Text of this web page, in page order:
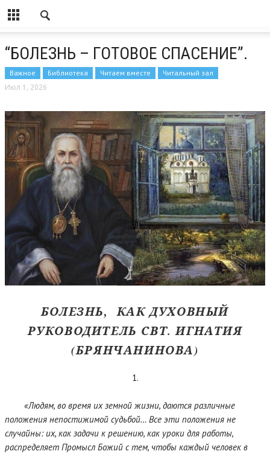
“БОЛЕЗНЬ – ГОТОВОЕ СПАСЕНИЕ”.
Важное Библиотека Читаем вместе Читальный зал
Июл 1, 2026
БОЛЕЗНЬ, КАК ДУХОВНЫЙ
РУКОВОДИТЕЛЬ СВТ. ИГНАТИЯ
(БРЯНЧАНИНОВА)
1.
«Людям, во время их земной жизни, даются различные
положения непостижимой судьбой… Все эти положения не
случайны: их, как задачи к решению, как уроки для работы,
распределяет Промысл Божий с тем, чтобы каждый человек в